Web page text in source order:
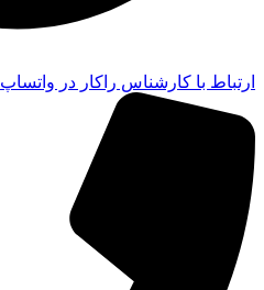
ارتباط با کارشناس راکار در واتساپ